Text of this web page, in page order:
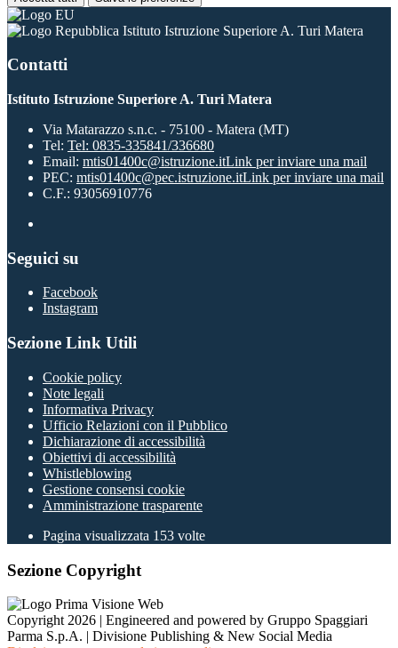
Istituto Istruzione Superiore A. Turi Matera
Contatti
Istituto Istruzione Superiore A. Turi Matera
Via Matarazzo s.n.c. - 75100 - Matera (MT)
Tel: Tel: 0835-335841/336680
Email: mtis01400c@istruzione.itLink per inviare una mail
PEC: mtis01400c@pec.istruzione.itLink per inviare una mail
C.F.: 93056910776
Seguici su
Facebook
Instagram
Sezione Link Utili
Cookie policy
Note legali
Informativa Privacy
Ufficio Relazioni con il Pubblico
Dichiarazione di accessibilità
Obiettivi di accessibilità
Whistleblowing
Gestione consensi cookie
Amministrazione trasparente
Pagina visualizzata 153 volte
Sezione Copyright
Copyright 2026 | Engineered and powered by Gruppo Spaggiari
Parma S.p.A. | Divisione Publishing & New Social Media